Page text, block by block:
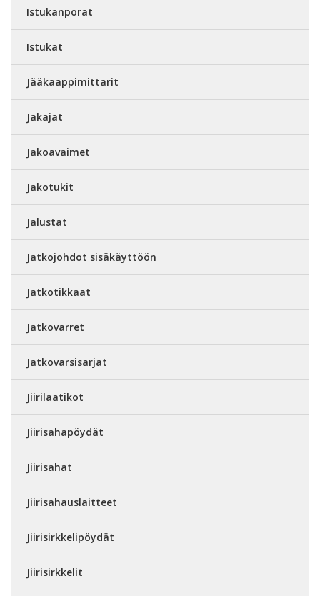
Istukanporat
Istukat
Jääkaappimittarit
Jakajat
Jakoavaimet
Jakotukit
Jalustat
Jatkojohdot sisäkäyttöön
Jatkotikkaat
Jatkovarret
Jatkovarsisarjat
Jiirilaatikot
Jiirisahapöydät
Jiirisahat
Jiirisahauslaitteet
Jiirisirkkelipöydät
Jiirisirkkelit